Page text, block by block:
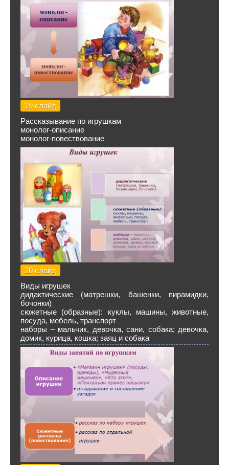
19 слайд
Рассказывание по игрушкам
монолог-описание
монолог-повествование
20 слайд
Виды игрушек
дидактические (матрешки, башенки, пирамидки,
бочонки)
сюжетные (образные): куклы, машины, животные,
посуда, мебель, транспорт
наборы – мальчик, девочка, сани, собака; девочка,
домик, курица, кошка; заяц и собака